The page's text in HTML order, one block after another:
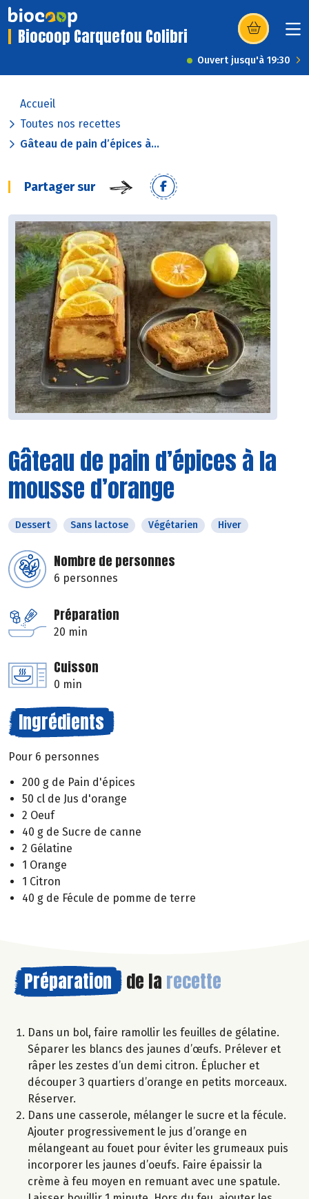
Biocoop Carquefou Colibri (s’ouvre dans
Ouvert jusqu'à 19:30
Accueil
Toutes nos recettes
Gâteau de pain d’épices à...
Partager sur
Gâteau de pain d’épices à la
mousse d’orange
Dessert Sans lactose Végétarien Hiver
Nombre de personnes
6 personnes
Préparation
20 min
Cuisson
0 min
Ingrédients
Pour 6 personnes
200 g de Pain d'épices
50 cl de Jus d'orange
2 Oeuf
40 g de Sucre de canne
2 Gélatine
1 Orange
1 Citron
40 g de Fécule de pomme de terre
Préparation de la recette
Dans un bol, faire ramollir les feuilles de gélatine.
Séparer les blancs des jaunes d’œufs. Prélever et
râper les zestes d’un demi citron. Éplucher et
découper 3 quartiers d’orange en petits morceaux.
Réserver.
Dans une casserole, mélanger le sucre et la fécule.
Ajouter progressivement le jus d’orange en
mélangeant au fouet pour éviter les grumeaux puis
incorporer les jaunes d’oeufs. Faire épaissir la
crème à feu moyen en remuant avec une spatule.